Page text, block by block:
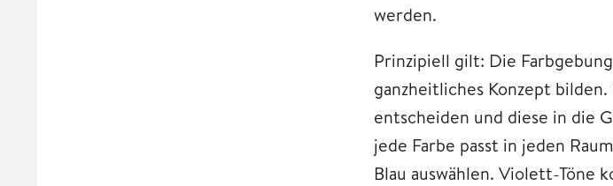
werden.
Prinzipiell gilt: Die
ganzheitliches Konzept
entscheiden und diese in die
jede Farbe passt in jeden
Blau auswählen. Violett-Töne